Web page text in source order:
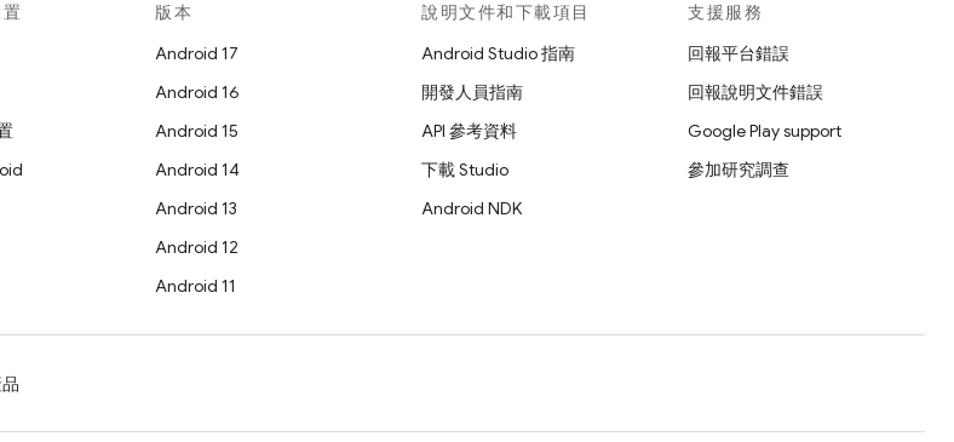
版本
Android 17
Android 16
Android 15
Android 14
Android 13
Android 12
Android 11
說明文件和下載項目
Android Studio 指南
開發人員指南
API 參考資料
下載 Studio
Android NDK
支援服務
回報平台錯誤
回報說明文件錯誤
Google Play support
參加研究調查